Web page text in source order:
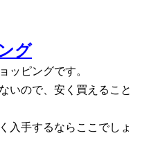
グ
ッピングです。
いので、安く買えること
入手するならここでしょ